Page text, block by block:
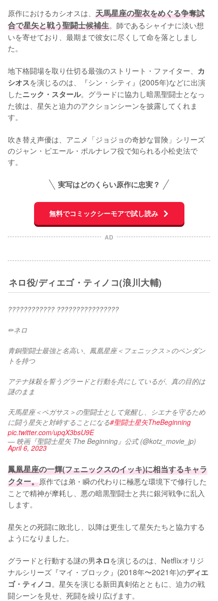
原作におけるカシオスは、 天馬星座の聖衣をめぐる争奪試
合で星矢と戦う聖闘士候補生。師であるシャイナに淡い想
いを寄せており、最期まで彼女に尽くして命を落としまし
た。
地下格闘場を取り仕切る最強のストリート・ファイター、 カ
シオスを演じるのは、『シン・シティ』(2005年)などに出演
したニック・スタール。グラードに協力し暗黒聖闘士となっ
た彼は、星矢と迫力のアクションシーンを披露してくれま
す。
吹き替え声優は、アニメ「ジョジョの奇妙な冒険」シリーズ
のジャン・ピエール・ポルナレフ役で知られる小松史法で
す。
実写はどのくらい原作に忠実？
無料でコミックシーモアで試し読み
AD
ネロ役/ディエゴ・ティノコ(浪川大輔)
???????????? ????????????????
✏ネロ
青銅聖闘士最強と名高い、鳳凰星座＜フェニックス＞のペンダン
トを持つ
アテナ抹殺を誓うグラードと行動を共にしているが、真の目的は
謎のまま
天馬星座＜ペガサス＞の聖闘士として覚醒し、シエナを守るため
に闘う星矢と対峙することになる#聖闘士星矢TheBeginning
pic.twitter.com/upqX3bsU9E
— 映画『聖闘士星矢 The Beginning』公式 (@kotz_movie_jp)
April 6, 2023
鳳凰星座の一輝(フェニックスのイッキ)に相当するキャラ
クター。原作では弟・瞬の代わりに極悪な環境下で修行した
ことで精神が摩耗し、悪の暗黒聖闘士と共に銀河戦争に乱入
します。
星矢との死闘に敗北し、以降は更生して星矢たちと協力する
ようになりました。
グラードと行動する謎の男ネロを演じるのは、Netflixオリジ
ナルシリーズ『マイ・ブロック』(2018年〜2021年)のディエ
ゴ・ティノコ。星矢を演じる新田真剣佑とともに、迫力の戦
闘シーンを見せ、死闘を繰り広げます。